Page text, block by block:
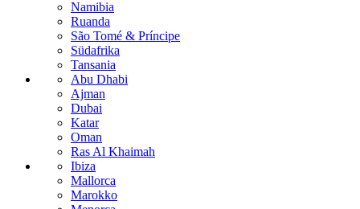
Namibia
Ruanda
São Tomé & Príncipe
Südafrika
Tansania
Abu Dhabi
Ajman
Dubai
Katar
Oman
Ras Al Khaimah
Ibiza
Mallorca
Marokko